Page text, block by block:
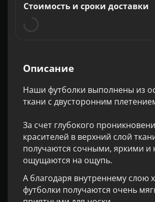
Стоимость и сроки доставки
Описание
Наши футболки выполнены из
ткани с двусторонним
За счет глубокого
красителей в верхний слой
получаются сочными, яркими и
ощущаются на ощупь.
А благодаря внутреннему слою
футболки получаются очень